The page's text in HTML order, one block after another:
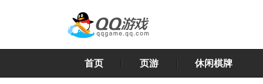
首页 页游 休闲棋牌